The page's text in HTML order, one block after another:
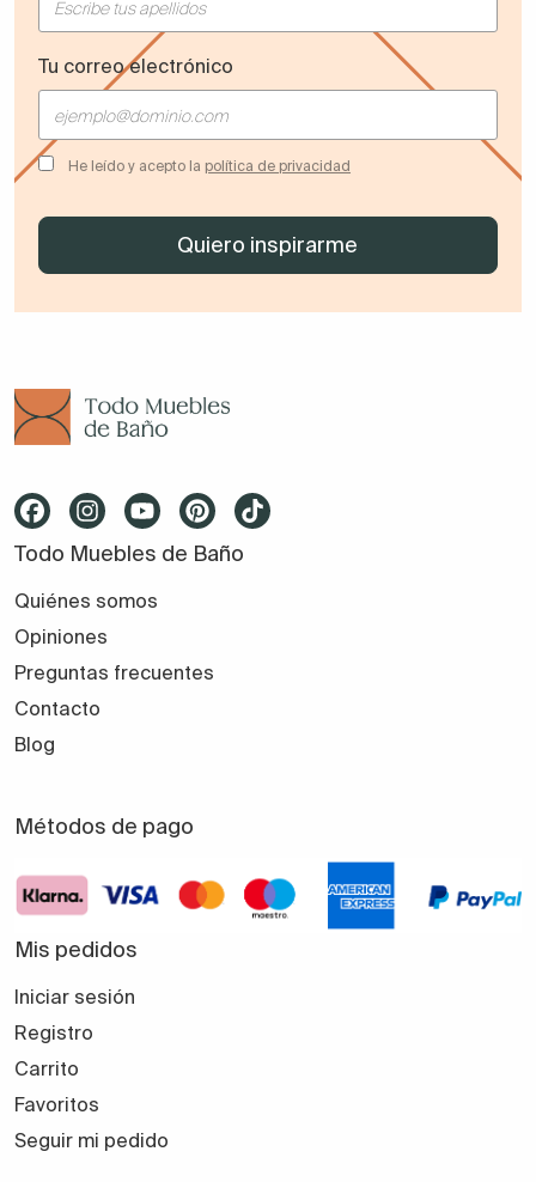
Tu correo electrónico
He leído y acepto la política de privacidad
Todo Muebles de Baño
Quiénes somos
Opiniones
Preguntas frecuentes
Contacto
Blog
Métodos de pago
Mis pedidos
Iniciar sesión
Registro
Carrito
Favoritos
Seguir mi pedido